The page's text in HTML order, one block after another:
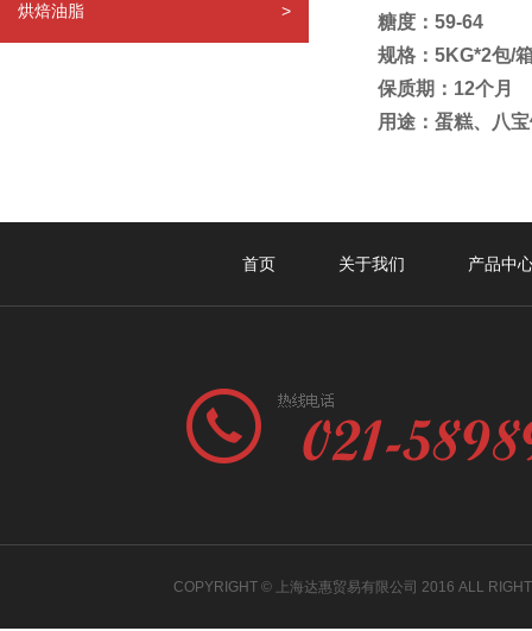
烘焙油脂 >
糖度：59-64
规格：5KG*2包/
保质期：12个月
用途：蛋糕、八
首页 关于我们 产品中
COPYRIGHT © 上海达惠贸易有限公司 2016 ALL